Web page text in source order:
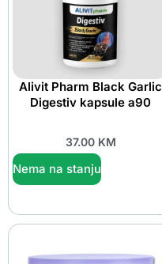
Alivit Pharm Black Garlic
Digestiv kapsule a90
37.00 KM
Nema na stanju